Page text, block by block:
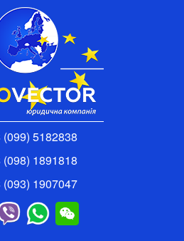
(099) 5182838
(098) 1891818
(093) 1907047